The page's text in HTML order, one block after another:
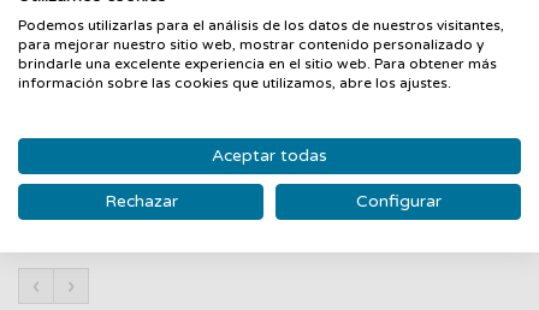
del peligro en el que ha puesto su vida.En este apasionante
trhiller psicológico y procedimental el lector acompañará a los
protagonistas en una investigación en la que las sombras del
‹ ›
Podemos utilizarlas para el análisis de los datos de nuestros visitantes,
para mejorar nuestro sitio web, mostrar contenido personalizado y
brindarle una excelente experiencia en el sitio web. Para obtener más
información sobre las cookies que utilizamos, abre los ajustes.
Aceptar todas
Rechazar Configurar